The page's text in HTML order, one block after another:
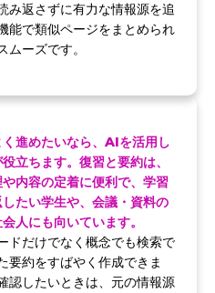
み返さずに有力な情報源を追
能で類似ページをまとめられ
ーズです。
進めたいなら、AIを活用し
立ちます。復習と要約は、
内容の定着に便利で、学習
たい学生や、会議・資料の
人にも向いています。
ドだけでなく概念でも検索で
要約をすばやく作成できま
認したいときは、元の情報源